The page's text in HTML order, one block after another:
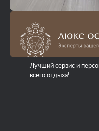
Лучший сервис и
всего отдыха!